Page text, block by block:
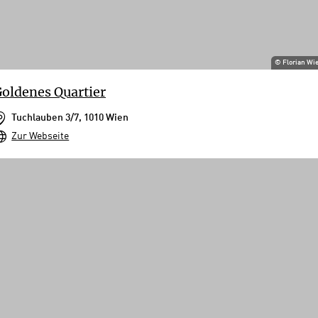
© Florian
Quartier
Tuchlauben 3/7, 1010 Wien
Zur Webseite